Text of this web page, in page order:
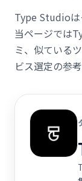
Type Studioは
当ページでは
ミ、似ている
ビス選定の参